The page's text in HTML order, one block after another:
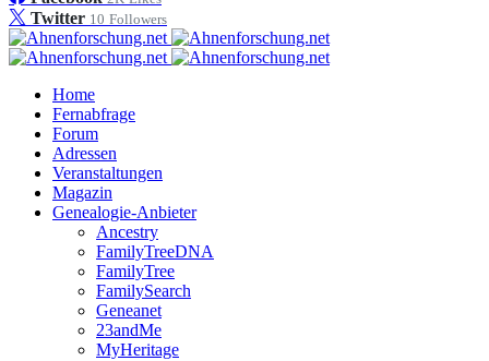
Twitter 10 Followers
Home
Fernabfrage
Forum
Adressen
Veranstaltungen
Magazin
Genealogie-Anbieter
Ancestry
FamilyTreeDNA
FamilyTree
FamilySearch
Geneanet
23andMe
MyHeritage